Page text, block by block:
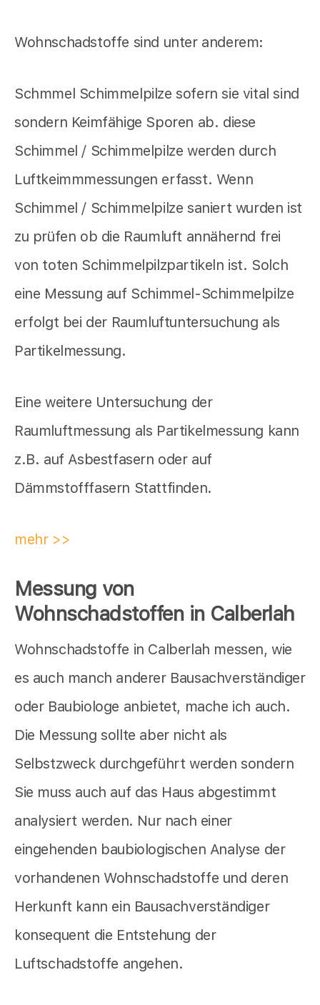
Wohnschadstoffe sind unter anderem:
Schmmel Schimmelpilze sofern sie vital sind
sondern Keimfähige Sporen ab. diese
Schimmel / Schimmelpilze werden durch
Luftkeimmmessungen erfasst. Wenn
Schimmel / Schimmelpilze saniert wurden ist
zu prüfen ob die Raumluft annähernd frei
von toten Schimmelpilzpartikeln ist. Solch
eine Messung auf Schimmel-Schimmelpilze
erfolgt bei der Raumluftuntersuchung als
Partikelmessung.
Eine weitere Untersuchung der
Raumluftmessung als Partikelmessung kann
z.B. auf Asbestfasern oder auf
Dämmstofffasern Stattfinden.
mehr >>
Messung von
Wohnschadstoffen in Calberlah
Wohnschadstoffe in Calberlah messen, wie
es auch manch anderer Bausachverständiger
oder Baubiologe anbietet, mache ich auch.
Die Messung sollte aber nicht als
Selbstzweck durchgeführt werden sondern
Sie muss auch auf das Haus abgestimmt
analysiert werden. Nur nach einer
eingehenden baubiologischen Analyse der
vorhandenen Wohnschadstoffe und deren
Herkunft kann ein Bausachverständiger
konsequent die Entstehung der
Luftschadstoffe angehen.